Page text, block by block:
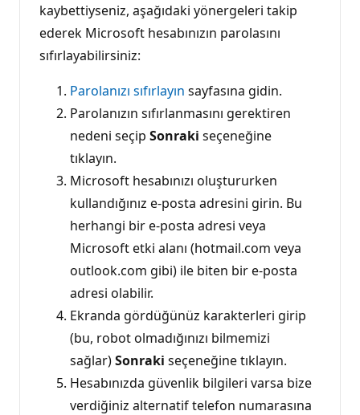
kaybettiyseniz, aşağıdaki yönergeleri takip
ederek Microsoft hesabınızın parolasını
sıfırlayabilirsiniz:
Parolanızı sıfırlayın sayfasına gidin.
Parolanızın sıfırlanmasını gerektiren
nedeni seçip Sonraki seçeneğine
tıklayın.
Microsoft hesabınızı oluştururken
kullandığınız e-posta adresini girin. Bu
herhangi bir e-posta adresi veya
Microsoft etki alanı (hotmail.com veya
outlook.com gibi) ile biten bir e-posta
adresi olabilir.
Ekranda gördüğünüz karakterleri girip
(bu, robot olmadığınızı bilmemizi
sağlar)Sonraki seçeneğine tıklayın.
Hesabınızda güvenlik bilgileri varsa bize
verdiğiniz alternatif telefon numarasına